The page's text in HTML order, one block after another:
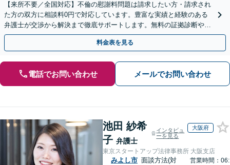
【来所不要／全国対応】不倫の慰謝料問題は請求したい方・請求され
た方の双方に相談料0円で対応しています。豊富な実績と経験のある
弁護士が交渉から解決まで徹底サポートします。無料の証拠診断や着
手金の返還保証もありますので安心してご相談ください。
料金表を見る
電話でお問い合わせ メールでお問い合わせ
池田 紗希
子 弁護士
インタビュ
ーを見る
大阪府
東京スタートアップ法律事務所 大阪支店
みよし市 面談方法(対
営業時間：06: